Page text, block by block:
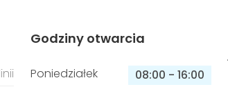
Godziny otwarcia
Poniedziałek 08:00 - 16:00